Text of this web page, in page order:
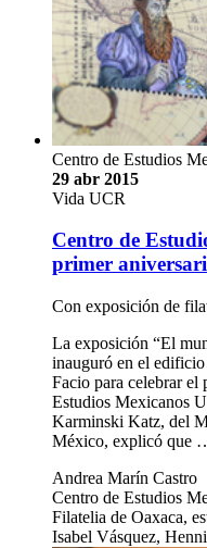
Centro de Estudios
29 abr 2015
Vida UCR
Centro de
primer
Con exposición de
La exposición “El
inauguró en el
Facio para celebrar el
Estudios Mexicanos
Karminski Katz, del
México, explicó que
Andrea Marín Castro
Centro de Estudios
Filatelia de Oaxaca,
Isabel Vásquez,